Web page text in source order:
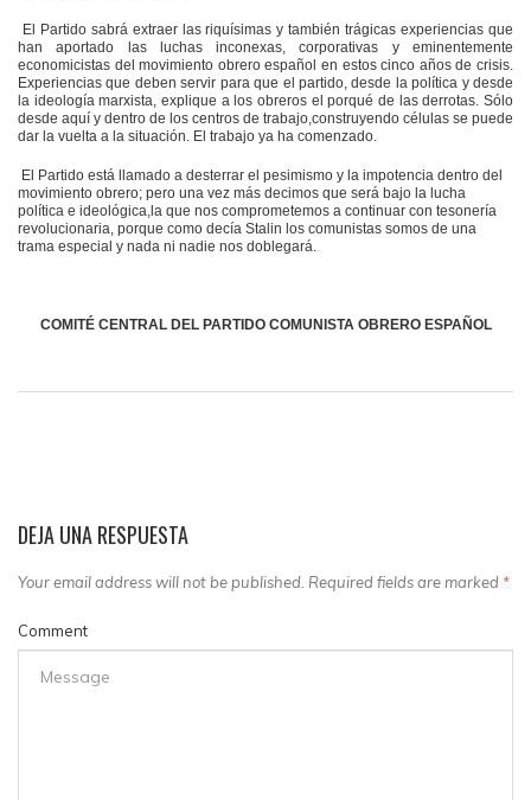
El Partido sabrá extraer las riquísimas y también trágicas experiencias que
han aportado las luchas inconexas, corporativas y eminentemente
economicistas del movimiento obrero español en estos cinco años de crisis.
Experiencias que deben servir para que el partido, desde la política y desde
la ideología marxista, explique a los obreros el porqué de las derrotas. Sólo
desde aquí y dentro de los centros de trabajo,construyendo células se puede
dar la vuelta a la situación. El trabajo ya ha comenzado.
El Partido está llamado a desterrar el pesimismo y la impotencia dentro del
movimiento obrero; pero una vez más decimos que será bajo la lucha
política e ideológica,la que nos comprometemos a continuar con tesonería
revolucionaria, porque como decía Stalin los comunistas somos de una
trama especial y nada ni nadie nos doblegará.
COMITÉ CENTRAL DEL PARTIDO COMUNISTA OBRERO ESPAÑOL
DEJA UNA RESPUESTA
Your email address will not be published. Required fields are marked *
Comment